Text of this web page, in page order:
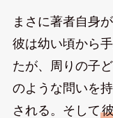
まさに著者自身
彼は幼い頃から
たが、周りの子
のような問いを
される。そして